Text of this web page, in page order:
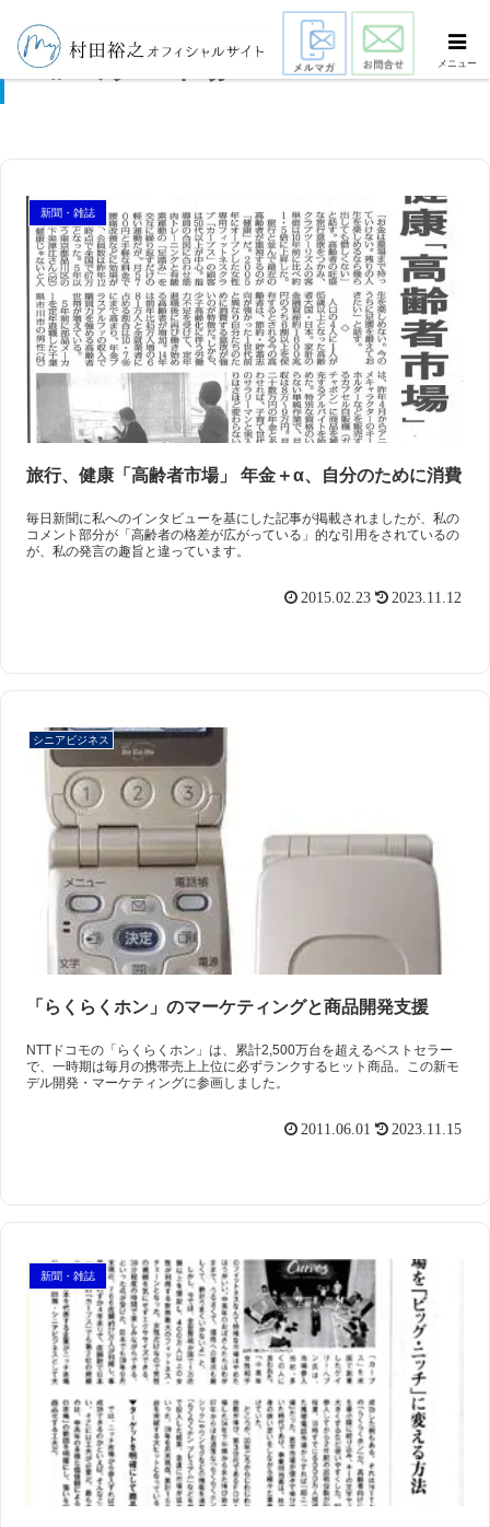
ミクロ市場
新聞・雑誌
旅行、健康「高齢者市場」 年金＋α、自分のために消費
毎日新聞に私へのインタビューを基にした記事が掲載されましたが、私の
コメント部分が「高齢者の格差が広がっている」的な引用をされているの
が、私の発言の趣旨と違っています。
2015.02.23 2023.11.12
シニアビジネス
「らくらくホン」のマーケティングと商品開発支援
NTTドコモの「らくらくホン」は、累計2,500万台を超えるベストセラー
で、一時期は毎月の携帯売上上位に必ずランクするヒット商品。この新モ
デル開発・マーケティングに参画しました。
2011.06.01 2023.11.15
新聞・雑誌
メニュー